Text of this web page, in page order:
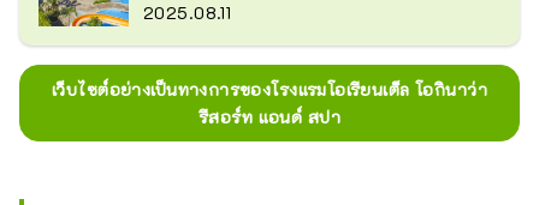
2025.08.11
เว็บไซต์อย่างเป็นทางการของโรงแรมโอเรียนเต็ล โอกินาว่า
รีสอร์ท แอนด์ สปา